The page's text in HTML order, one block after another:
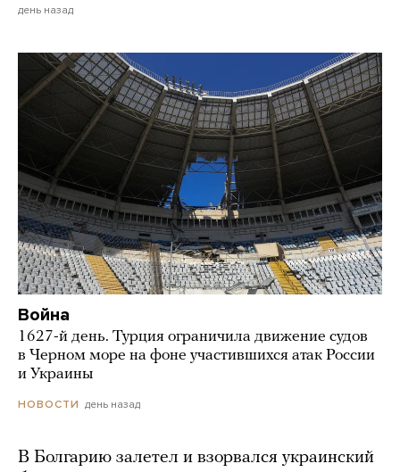
день назад
Война
1627-й день. Турция ограничила движение судов
в Черном море на фоне участившихся атак России
и Украины
НОВОСТИ день назад
В Болгарию залетел и взорвался украинский